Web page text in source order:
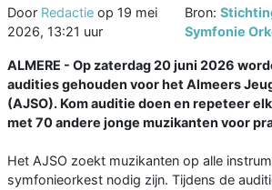
Door Redactie op 19 mei
2026, 13:21 uur
Bron:
Symfonie
ALMERE - Op zaterdag 20 juni 2026
audities gehouden voor het Almeers
(AJSO). Kom auditie doen en repeteer
met 70 andere jonge muzikanten voor
Het AJSO zoekt muzikanten op alle
symfonieorkest nodig zijn. Tijdens de